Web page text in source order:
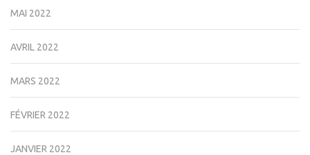
MAI 2022
AVRIL 2022
MARS 2022
FÉVRIER 2022
JANVIER 2022